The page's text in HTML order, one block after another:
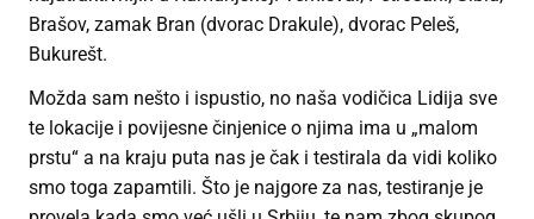
Brašov, zamak Bran (dvorac Drakule), dvorac Peleš,
Bukurešt.
Možda sam nešto i ispustio, no naša vodičica Lidija sve
te lokacije i povijesne činjenice o njima ima u „malom
prstu“ a na kraju puta nas je čak i testirala da vidi koliko
smo toga zapamtili. Što je najgore za nas, testiranje je